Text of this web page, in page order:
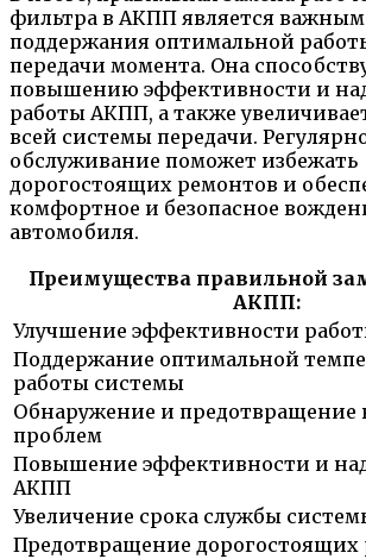
фильтра в АКПП является важным
поддержания оптимальной
передачи момента. Она
повышению эффективности и
работы АКПП, а также
всей системы передачи.
обслуживание поможет избежать
дорогостоящих ремонтов и
комфортное и безопасное
автомобиля.
Преимущества правильной
АКПП:
Улучшение эффективности
Поддержание оптимальной
работы системы
Обнаружение и
проблем
Повышение эффективности и
АКПП
Увеличение срока службы
Предотвращение дорогостоящих